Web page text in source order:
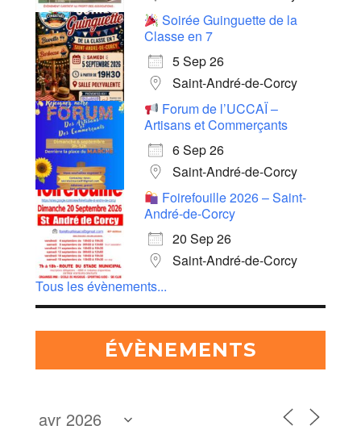
Soirée Guinguette de la
Classe en 7
5 Sep 26
Saint-André-de-Corcy
Forum de l’UCCAÏ –
Artisans et Commerçants
6 Sep 26
Saint-André-de-Corcy
Foirefouille 2026 – Saint-
André-de-Corcy
20 Sep 26
Saint-André-de-Corcy
Tous les évènements...
ÉVÈNEMENTS